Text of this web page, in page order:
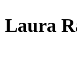
Laura